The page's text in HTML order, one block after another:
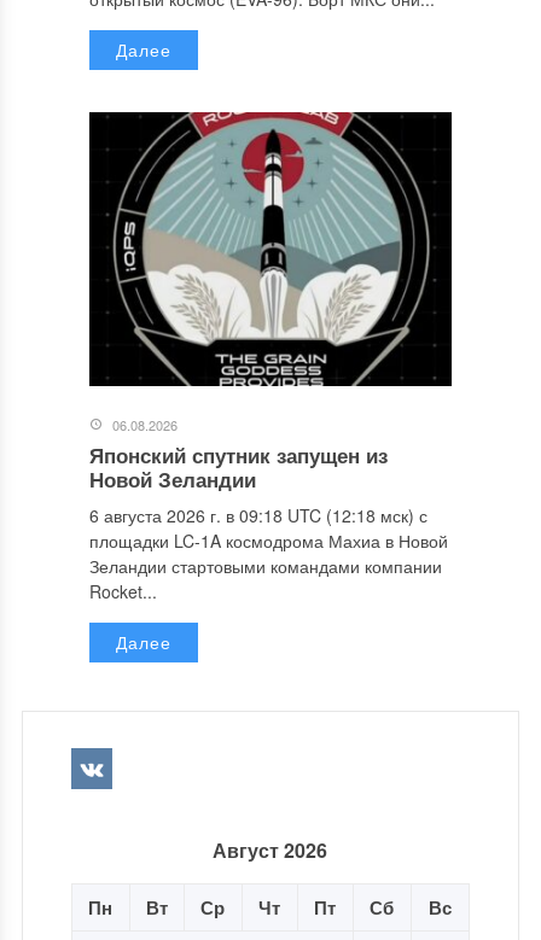
Далее
06.08.2026
Японский спутник запущен из
Новой Зеландии
6 августа 2026 г. в 09:18 UTC (12:18 мск) с
площадки LC-1A космодрома Махиа в Новой
Зеландии стартовыми командами компании
Rocket...
Далее
Август 2026
Пн Вт Ср Чт Пт Сб Вс